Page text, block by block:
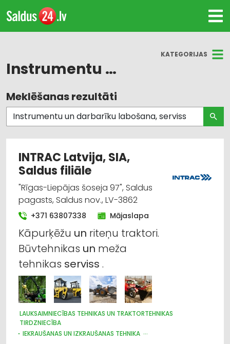
KATEGORIJAS
Instrumentu un darbarīku labošana, serviss
Visas nozares
Celtniecības tehnika un iekārtas; tirdzniecība,
Instrumentu un darbarīku tirdzniecība
Lauksaimniecības tehnikas un traktortehnikas
labošana, remonts
Lauksaimniecības tehnikas un traktortehnikas
rezerves daļas
Celtniecības tehnika un iekārtas; noma
Dzinēji, motori, to remonts
Instrumentu un darbarīku labošana, serviss
Dārza tehnika un inventārs
Meklēšanas rezultāti
INTRAC Latvija, SIA,
Saldus filiāle
"Rīgas-Liepājas šoseja 97", Saldus
pagasts, Saldus nov., LV-3862
+371 63807338 Mājaslapa
Kāpurķēžu un riteņu traktori.
Būvtehnikas un meža
tehnikas serviss .
LAUKSAIMNIECĪBAS TEHNIKAS UN TRAKTORTEHNIKAS
TIRDZNIECĪBA
IEKRAUŠANAS UN IZKRAUŠANAS TEHNIKA